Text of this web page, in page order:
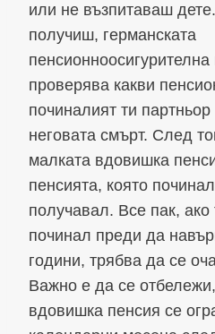
или не възпитаваш
получиш, германската
пенсионноосигурителна
проверява какви
починалият ти
неговата смърт. След
малката вдовишка
пенсията, която
получавал. Все пак, ако
починал преди да
години, трябва да се
Важно е да се
вдовишка пенсия се